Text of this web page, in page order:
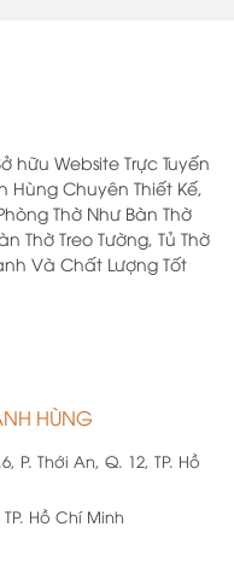
hữu Website Trực Tuyến
Chuyên Thiết Kế,
Thờ Như Bàn Thờ
Thờ Treo Tường, Tủ Thờ
Và Chất Lượng Tốt
HÙNG
P. Thới An, Q. 12, TP. Hồ
Hồ Chí Minh